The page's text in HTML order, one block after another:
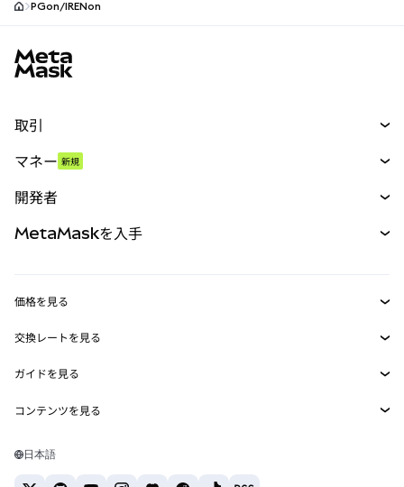
PGon/IRENon
取引
パーペチュアル
RWA
マネー 新規
開発者
MetaMask Connect
Snaps
Web3サービス
MetaMaskを入手
セキュリティ
サポート
キャリア
お問い合わせ
価格を見る
イーサリアムの価格
Solanaの価格
Tetherの価格
交換レートを見る
ETH→USD
USDT→INR
BTC→INR
ガイドを見る
ETHの購入
コンテンツを見る
Solanaウォレット
日本語